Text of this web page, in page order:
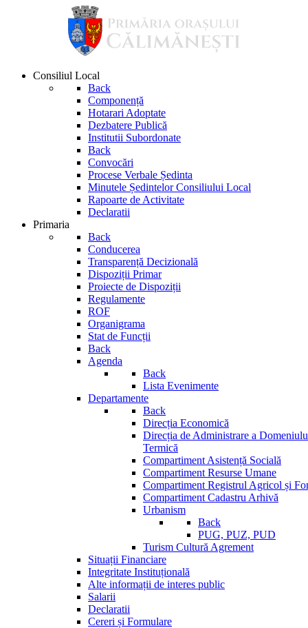
Consiliul Local
Back
Componență
Hotarari Adoptate
Dezbatere Publică
Institutii Subordonate
Back
Convocări
Procese Verbale Ședinta
Minutele Ședintelor Consiliului Local
Rapoarte de Activitate
Declaratii
Primaria
Back
Conducerea
Transparență Decizională
Dispoziții Primar
Proiecte de Dispoziții
Regulamente
ROF
Organigrama
Stat de Funcții
Back
Agenda
Back
Lista Evenimente
Departamente
Back
Direcția Economică
Direcția de Administrare a
Termică
Compartiment Asistență Socială
Compartiment Resurse Umane
Compartiment Registrul Agricol și
Compartiment Cadastru Arhivă
Urbanism
Back
PUG, PUZ, PUD
Turism Cultură Agrement
Situații Financiare
Integritate Instituțională
Alte informații de interes public
Salarii
Declaratii
Cereri și Formulare